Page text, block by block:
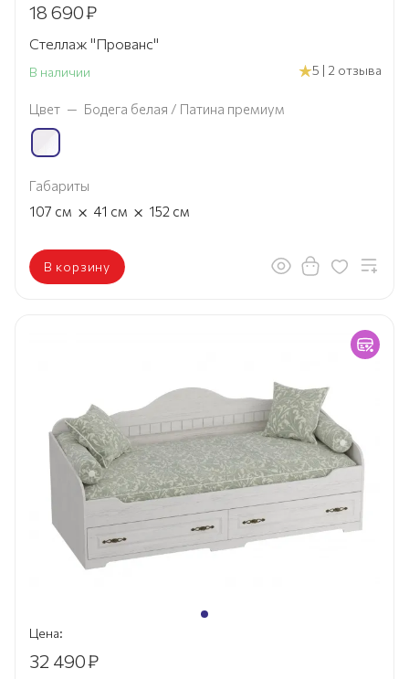
18 690₽
Стеллаж "Прованс"
В наличии 5 | 2 отзыва
Цвет — Бодега белая / Патина премиум
Габариты
107 см × 41 см × 152 см
В корзину
Цена:
32 490₽